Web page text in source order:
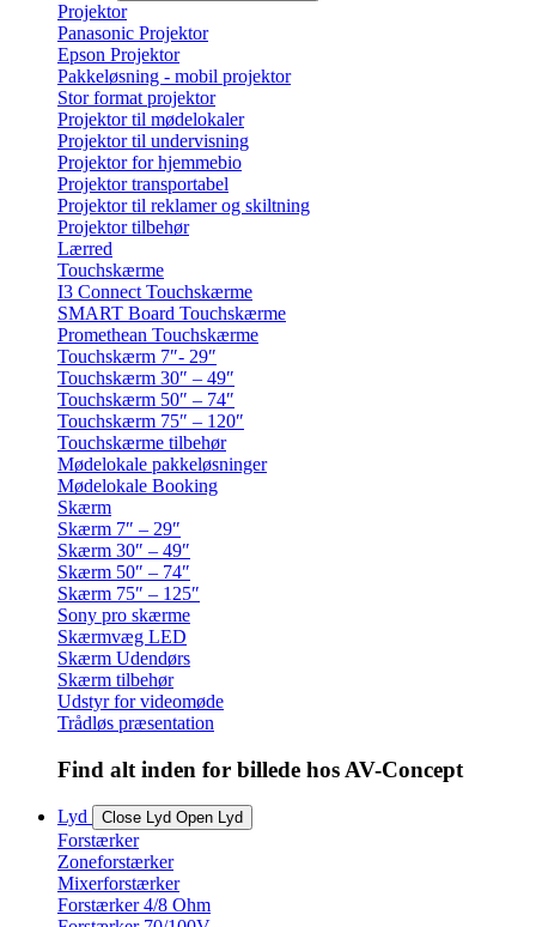
Projektor
Panasonic Projektor
Epson Projektor
Pakkeløsning - mobil projektor
Stor format projektor
Projektor til mødelokaler
Projektor til undervisning
Projektor for hjemmebio
Projektor transportabel
Projektor til reklamer og skiltning
Projektor tilbehør
Lærred
Touchskærme
I3 Connect Touchskærme
SMART Board Touchskærme
Promethean Touchskærme
Touchskærm 7″- 29″
Touchskærm 30″ – 49″
Touchskærm 50″ – 74″
Touchskærm 75″ – 120″
Touchskærme tilbehør
Mødelokale pakkeløsninger
Mødelokale Booking
Skærm
Skærm 7″ – 29″
Skærm 30″ – 49″
Skærm 50″ – 74″
Skærm 75″ – 125″
Sony pro skærme
Skærmvæg LED
Skærm Udendørs
Skærm tilbehør
Udstyr for videomøde
Trådløs præsentation
Find alt inden for billede hos AV-Concept
Lyd Close Lyd Open Lyd
Forstærker
Zoneforstærker
Mixerforstærker
Forstærker 4/8 Ohm